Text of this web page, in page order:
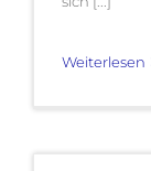
Weiterlesen